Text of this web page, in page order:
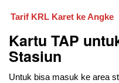
Tarif KRL Karet ke Angke
Kartu TAP
Stasiun
Untuk bisa masuk ke area